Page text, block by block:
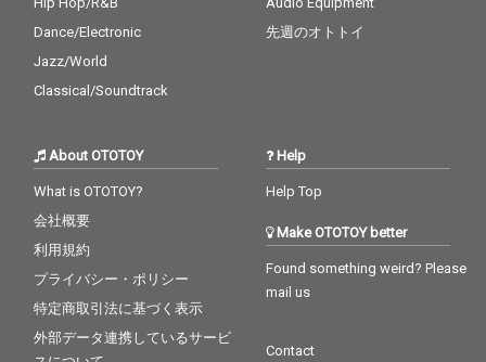
アルな生活感や人間臭
さを切り取った楽曲。
そしてラストを飾る
「シュシュ」では、思
繊細に描き、本作全体
を象徴するような余韻
ギターロックを軸にし
ながらも、パワーポッ
してわずかな毒気が同
居するサウンド。 『ゆ
うぐレコード』は、幼
なじみとの記憶や原風
アルな生活感や人間臭
繊細に描き、本作全体
を象徴するような余韻
を残す。 ストレートな
ギターロックを軸にし
ながらも、パワーポッ
プ的な甘さと青さ、そ
してわずかな毒気が同
なじみとの記憶や原風
Dance/Electronic
Jazz/World
Classical/Soundtrack
先週のオトトイ
About OTOTOY
What is OTOTOY?
会社概要
利用規約
プライバシー・ポリシー
特定商取引法に基づく表示
外部データ連携しているサービ
Help
Help Top
Make OTOTOY better
Found something weird? Please
mail us
Contact